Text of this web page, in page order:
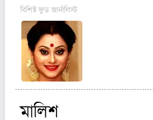
বিশিষ্ট ফুড জার্নালিস্ট
মালিশ